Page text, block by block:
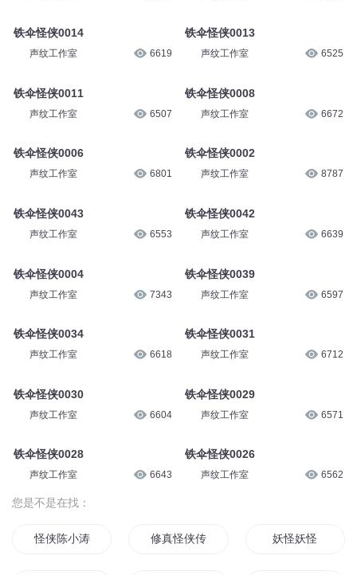
铁伞怪侠0014
声纹工作室 6619
铁伞怪侠0011
声纹工作室 6507
铁伞怪侠0006
声纹工作室 6801
铁伞怪侠0043
声纹工作室 6553
铁伞怪侠0004
声纹工作室 7343
铁伞怪侠0034
声纹工作室 6618
铁伞怪侠0030
声纹工作室 6604
铁伞怪侠0028
声纹工作室 6643
铁伞怪侠0013
声纹工作室 6525
铁伞怪侠0008
声纹工作室 6672
铁伞怪侠0002
声纹工作室 8787
铁伞怪侠0042
声纹工作室 6639
铁伞怪侠0039
声纹工作室 6597
铁伞怪侠0031
声纹工作室 6712
铁伞怪侠0029
声纹工作室 6571
铁伞怪侠0026
声纹工作室 6562
您是不是在找：
怪侠陈小涛 修真怪侠传 妖怪妖怪